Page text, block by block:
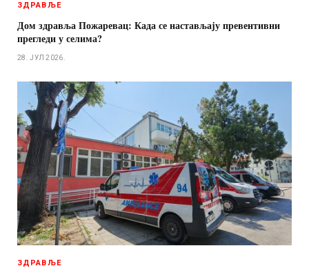
ЗДРАВЉЕ
Дом здравља Пожаревац: Када се настављају превентивни
прегледи у селима?
28. ЈУЛ 2026.
ЗДРАВЉЕ